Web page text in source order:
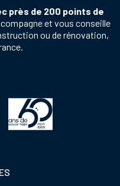
près de 200 points de
et vous conseille
ou de rénovation,